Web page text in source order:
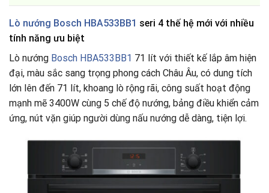
Lò nướng Bosch HBA533BB1 seri 4 thế hệ mới với nhiều
tính năng ưu biệt
Lò nướng Bosch HBA533BB1 71 lít với thiết kế lắp âm hiện
đại, màu sắc sang trọng phong cách Châu Âu, có dung tích
lớn lên đến 71 lít, khoang lò rộng rãi, công suất hoạt động
mạnh mẽ 3400W cùng 5 chế độ nướng, bảng điều khiển cảm
ứng, nút vặn giúp người dùng nấu nướng dễ dàng, tiện lợi.